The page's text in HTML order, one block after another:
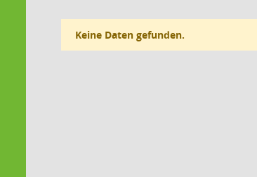
Keine Daten gefunden.